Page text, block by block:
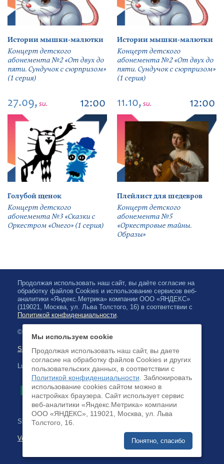
Истории мышки-малютки
Концерт детского
абонемента №2 «От двух до
пяти. Сундучок с сюрпризом»
(1 серия)
Истории мышки-малютки
Концерт детского
абонемента №2 «От двух до
пяти. Сундучок с сюрпризом»
(1 серия)
27.09, su. 12:00
Голубой щенок
Концерт детского
абонемента №3 «Сказки с
Оркестром «Онего» (1 серия)
11.10, su. 12:00
Плейлист для шедевров
Концерт детского
абонемента №5
«Оркестровые тайны.
Образы»
Продолжая использовать наш сайт, вы даёте согласие на
обработку файлов Cookies и использование сервисов веб-
аналитики «Яндекс.Метрика» компании ООО «ЯНДЕКС»
(119021, Москва, ул. Льва Толстого, 16) в соответствии с
Политикой конфиденциальности.
© 2026, Karjalan valtionfilharmonia
Sivuston kartta
Luottokortilla maksaminen on saatavilla
Sivuston kehittäminen:
Verkkoliiketoimintajärjestelmä
Мы используем cookie
Продолжая использовать наш сайт, вы даете
согласие на обработку файлов Cookies и других
пользовательских данных, в соответствии с
Политикой конфиденциальности . Заблокировать
использование cookies сайтом можно в
настройках браузера. Cайт использует сервис
веб-аналитики «Яндекс.Метрика» компании
ООО «ЯНДЕКС», 119021, Москва, ул. Льва
Толстого, 16.
Понятно, спасибо